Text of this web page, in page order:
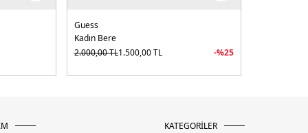
Guess
Kadın Bere
2.000,00TL1.500,00TL -%25
KATEGORİLER